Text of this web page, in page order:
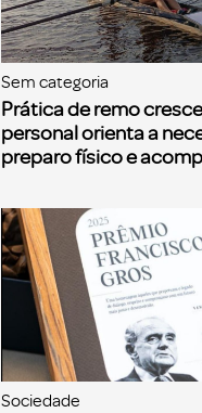
Sem categoria
Prática de remo
personal orienta a
preparo físico e
Sociedade